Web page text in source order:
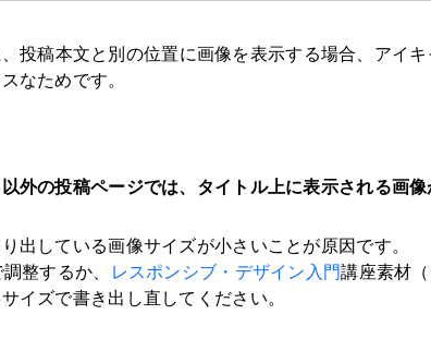
投稿本文と別の位置に画像を表示する場合、アイ
なためです。
以外の投稿ページでは、タイトル上に表示される画
出している画像サイズが小さいことが原因です。
整するか、
レスポンシブ・デザイン入門講座素材
イズで書き出し直してください。